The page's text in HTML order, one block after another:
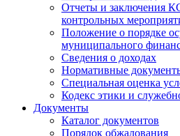
Отчеты и заключения
контрольных
Положение о порядке
муниципального
Сведения о доходах
Нормативные
Специальная оценка
Кодекс этики и
Документы
Каталог документов
Порядок обжалования